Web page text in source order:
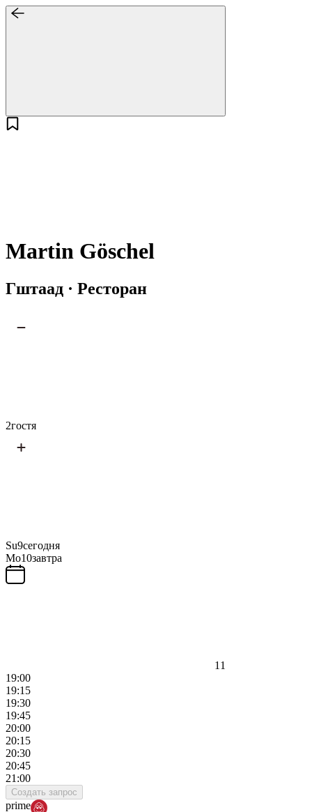
Martin Göschel
Гштаад · Ресторан
2гостя
Su9сегодня
Mo10завтра
11
19:00
19:15
19:30
19:45
20:00
20:15
20:30
20:45
21:00
Создать запрос
prime